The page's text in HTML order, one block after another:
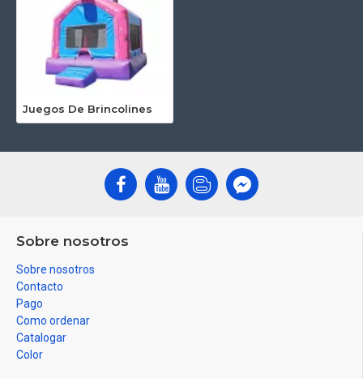
Juegos De Brincolines
Sobre nosotros
Sobre nosotros
Contacto
Pago
Como ordenar
Catalogar
Color